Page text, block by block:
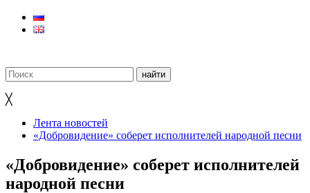
╳
Лента новостей
«Добровидение» соберет исполнителей народной песни
«Добровидение» соберет исполнителей
народной песни